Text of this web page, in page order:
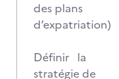
des plans
d’expatriation)
Définir la
stratégie de